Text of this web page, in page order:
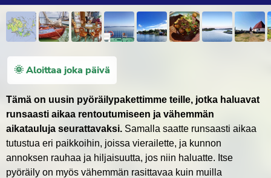
🌞 Aloittaa joka päivä
Tämä on uusin pyöräilypakettimme teille, jotka haluavat
runsaasti aikaa rentoutumiseen ja vähemmän
aikatauluja seurattavaksi. Samalla saatte runsaasti aikaa
tutustua eri paikkoihin, joissa vierailette, ja kunnon
annoksen rauhaa ja hiljaisuutta, jos niin haluatte. Itse
pyöräily on myös vähemmän rasittavaa kuin muilla